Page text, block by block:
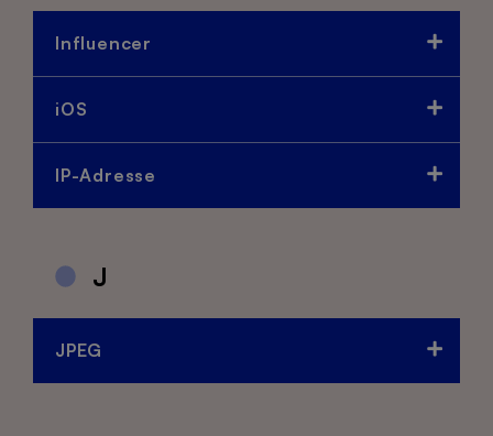
Influencer
iOS
IP-Adresse
J
JPEG